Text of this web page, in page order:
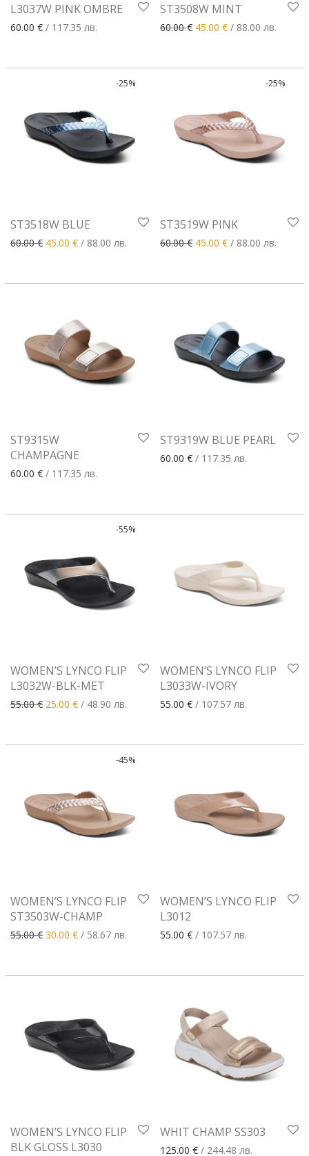
L3037W PINK OMBRE
60.00 € / 117.35 лв.
ST3508W MINT
60.00€ Original price was: 60.00
45.00 €Текущата цена
/ 88.00 лв.
-25%
ST3518W BLUE
60.00€ Original price was: 60.00 €.
45.00 €Текущата цена е: 45.00 €.
/ 88.00 лв.
-25%
ST3519W PINK
60.00€ Original price was: 60.00
45.00 €Текущата цена
/ 88.00 лв.
ST9315W
CHAMPAGNE
60.00 € / 117.35 лв.
ST9319W BLUE PEARL
60.00 € / 117.35 лв.
-55%
WOMEN’S LYNCO FLIP
L3032W-BLK-MET
55.00€ Original price was: 55.00 €.
25.00 €Текущата цена е: 25.00 €.
/ 48.90 лв.
WOMEN’S LYNCO FLIP
L3033W-IVORY
55.00 € / 107.57 лв.
-45%
WOMEN’S LYNCO FLIP
ST3503W-CHAMP
55.00€ Original price was: 55.00 €.
30.00 €Текущата цена е: 30.00 €.
/ 58.67 лв.
WOMEN’S LYNCO FLIP
L3012
55.00 € / 107.57 лв.
WOMEN’S LYNCO FLIP
BLK GLOSS L3030
WHIT CHAMP SS303
125.00 € / 244.48 лв.